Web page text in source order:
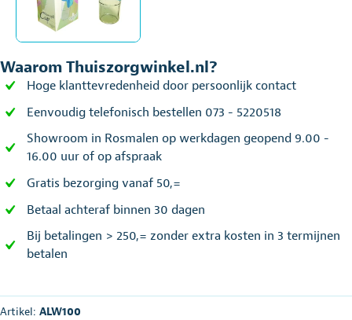
Waarom Thuiszorgwinkel.nl?
Hoge klanttevredenheid door persoonlijk contact
Eenvoudig telefonisch bestellen 073 - 5220518
Showroom in Rosmalen op werkdagen geopend 9.00 -
16.00 uur of op afspraak
Gratis bezorging vanaf 50,=
Betaal achteraf binnen 30 dagen
Bij betalingen > 250,= zonder extra kosten in 3 termijnen
betalen
Artikel: ALW100